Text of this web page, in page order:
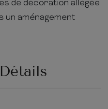
de décoration allégée
un aménagement